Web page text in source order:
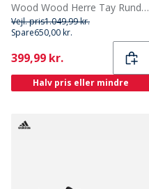
Wood Wood Herre Tay Rund Hals Sweater Slate Stripe
Vejl. pris1.049,99 kr.
Spare650,00 kr.
Current
399,99 kr.
Halv pris eller mindre